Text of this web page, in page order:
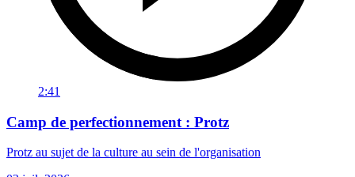
2:41
Camp de perfectionnement : Protz
Protz au sujet de la culture au sein de l'organisation